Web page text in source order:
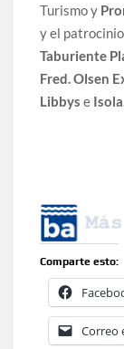
Turismo y
y el
Taburiente
Fred. Olsen
Libbys e Isola
Comparte esto:
Correo